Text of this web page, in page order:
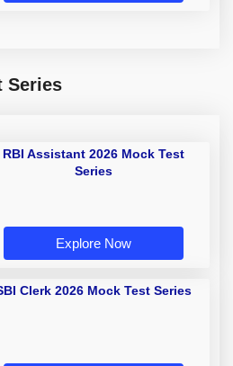
Series
RBI Assistant 2026 Mock Test
Series
Explore Now
Clerk 2026 Mock Test Series